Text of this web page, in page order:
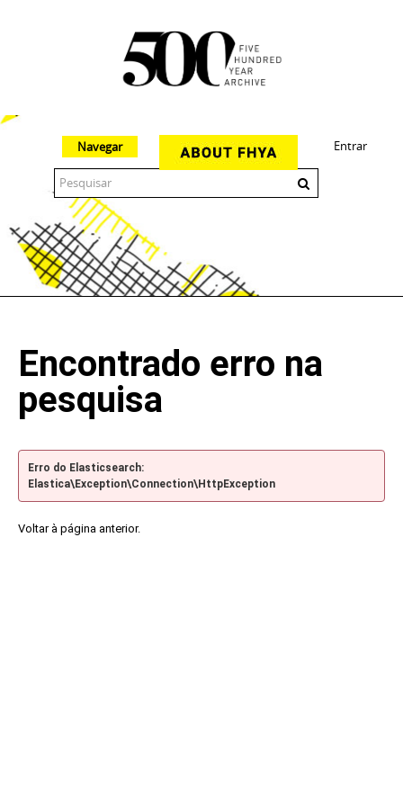
Entrar
Navegar
Encontrado erro na
pesquisa
Erro do Elasticsearch:
Elastica\Exception\Connection\HttpException
Voltar à página anterior.